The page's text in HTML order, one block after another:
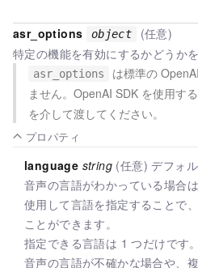
asr_options object
(任意)
特定の機能を有効にするかどうかを
asr_options
は標準の
ません。OpenAI SDK を使用する
を介して渡してください。
プロパティ
language string (任意) デフォ
音声の言語がわかっている場合
使用して言語を指定することで
ことができます。
指定できる言語は 1 つだけです。
音声の言語が不確かな場合や、